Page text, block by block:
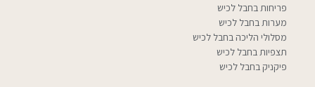
פריחות בחבל לכיש
מערות בחבל לכיש
מסלולי הליכה בחבל לכיש
תצפיות בחבל לכיש
פיקניק בחבל לכיש